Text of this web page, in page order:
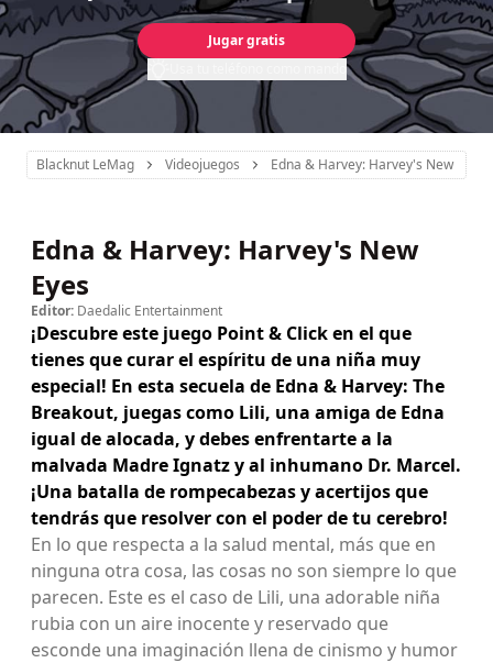
Jugar gratis
Blacknut LeMag Videojuegos Edna & Harvey: Harvey's New Eyes
Edna & Harvey: Harvey's New
Eyes
Editor: Daedalic Entertainment
¡Descubre este juego Point & Click en el que
tienes que curar el espíritu de una niña muy
especial! En esta secuela de Edna & Harvey: The
Breakout, juegas como Lili, una amiga de Edna
igual de alocada, y debes enfrentarte a la
malvada Madre Ignatz y al inhumano Dr. Marcel.
¡Una batalla de rompecabezas y acertijos que
tendrás que resolver con el poder de tu cerebro!
En lo que respecta a la salud mental, más que en
ninguna otra cosa, las cosas no son siempre lo que
parecen. Este es el caso de Lili, una adorable niña
rubia con un aire inocente y reservado que
esconde una imaginación llena de cinismo y humor